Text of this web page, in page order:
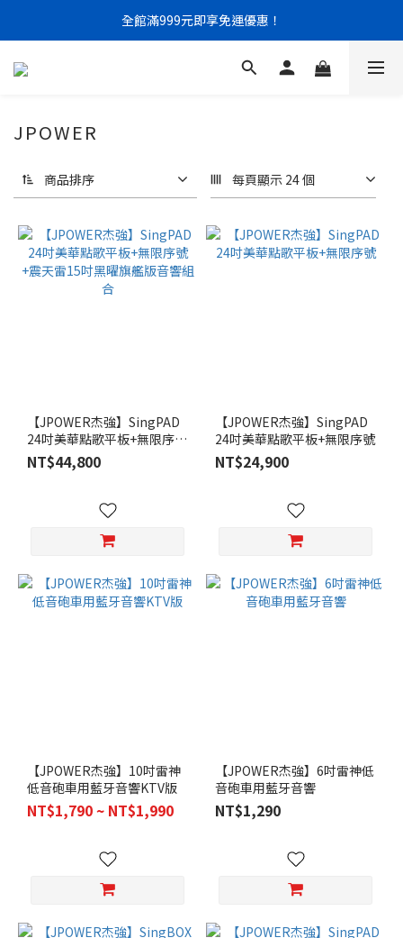
門市限定｜現金結帳不限金額 95 折
全館滿999元即享免運優惠！
門市限定｜現金結帳不限金額 95 折
JPOWER
商品排序 每頁顯示 24 個
【JPOWER杰強】SingPAD
24吋美華點歌平板+無限序號
+震天雷15吋黑曜旗艦版音響
組合
NT$44,800
【JPOWER杰強】SingPAD
24吋美華點歌平板+無限序號
NT$24,900
【JPOWER杰強】10吋雷神
低音砲車用藍牙音響KTV版
NT$1,790 ~ NT$1,990
【JPOWER杰強】6吋雷神低
音砲車用藍牙音響
NT$1,290